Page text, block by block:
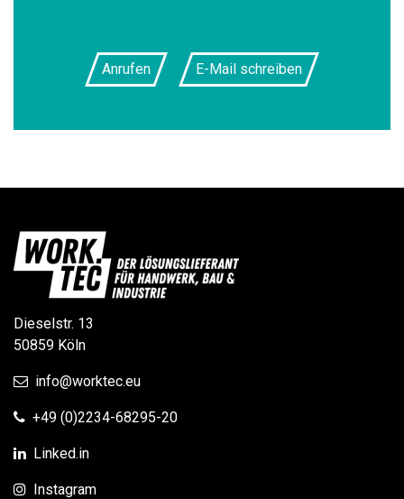
Anrufen E-Mail schreiben
Dieselstr. 13
50859 Köln
info@worktec.eu
+49 (0)2234-68295-20
Linked.in
Instagram